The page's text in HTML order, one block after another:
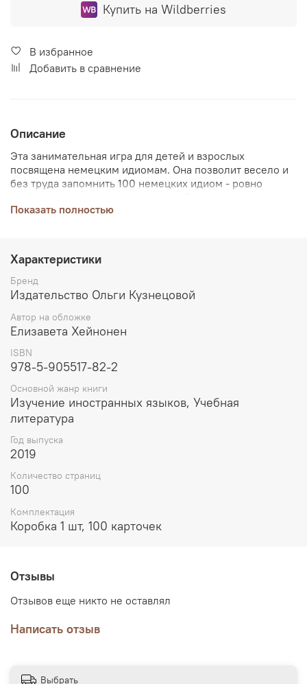
Купить на Wildberries
В избранное
Добавить в сравнение
Описание
Эта занимательная игра для детей и взрослых
посвящена немецким идиомам. Она позволит весело и
без труда запомнить 100 немецких идиом - ровно
идиомы: название, значение, примеры употребления.
Карточки можно использовать как для
самообразования, так и для игры в языковое лото.
Играть в обучающее лото можно в кружках немецкого
языка, на внеклассных занятиях, а также дома в кругу
семьи или с друзьями.
Показать полностью
Характеристики
Бренд
Издательство Ольги Кузнецовой
Автор на обложке
Елизавета Хейнонен
ISBN
978-5-905517-82-2
Основной жанр книги
Изучение иностранных языков, Учебная
литература
Год выпуска
2019
Количество страниц
100
Комплектация
Коробка 1 шт, 100 карточек
Отзывы
Отзывов еще никто не оставлял
Написать отзыв
Выбрать